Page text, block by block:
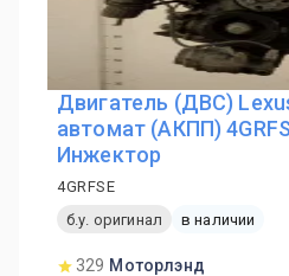
Двигатель (ДВС)
автомат (АКПП)
Инжектор
4GRFSE
б.у. оригинал
в наличии
329 Моторлэнд